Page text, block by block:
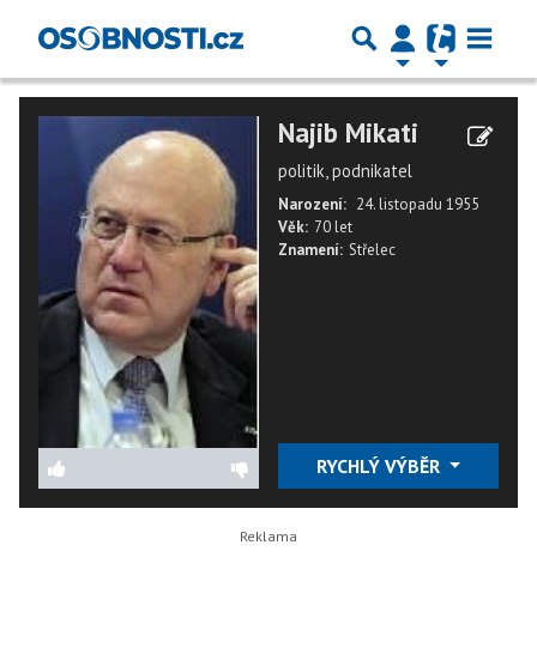
Najib Mikati
politik, podnikatel
Narození: 24. listopadu 1955
Věk: 70 let
Znamení: Střelec
RYCHLÝ VÝBĚR